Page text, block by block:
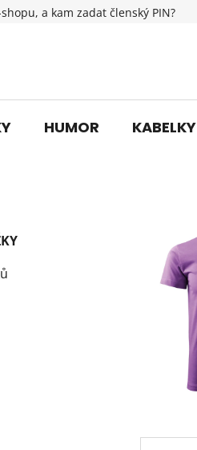
a kam zadat členský PIN?
HUMOR KABELKY